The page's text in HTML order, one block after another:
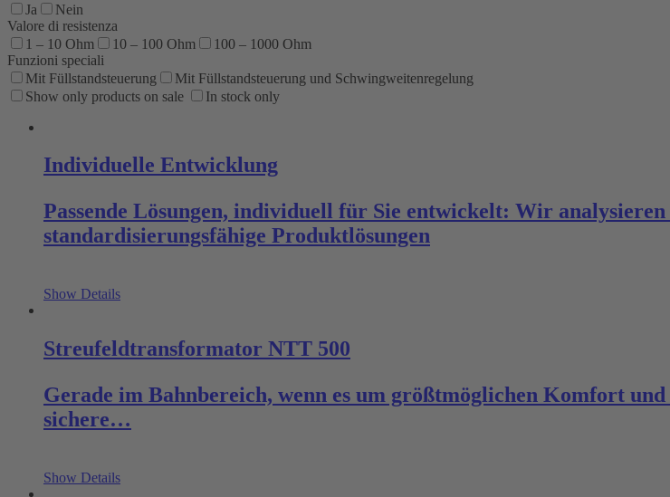
Ja
Nein
Valore di resistenza
1 – 10 Ohm
10 – 100 Ohm
100 – 1000 Ohm
Funzioni speciali
Mit Füllstandsteuerung
Mit Füllstandsteuerung und Schwingweitenregelung
Show only products on sale
In stock only
Individuelle Entwicklung
Passende Lösungen, individuell für Sie entwickelt: Wir
standardisierungsfähige Produktlösungen
Show Details
Streufeldtransformator NTT 500
Gerade im Bahnbereich, wenn es um größtmöglichen Komfort
sichere…
Show Details